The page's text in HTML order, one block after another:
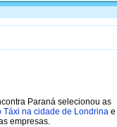
Paraná selecionou as
Táxi na cidade de Londrina e
empresas.